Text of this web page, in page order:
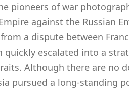
pioneers of war
against the Russian
a dispute between
quickly escalated into a
Although there are no
pursued a long-standing